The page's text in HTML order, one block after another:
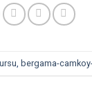
,bergama-camkoy-